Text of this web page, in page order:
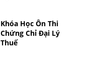
Khóa Học Ôn Thi
Chứng Chỉ Đại Lý
Thuế